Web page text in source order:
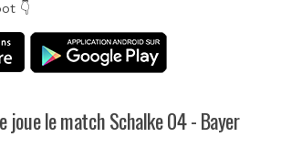
👇
joue le match Schalke 04 - Bayer